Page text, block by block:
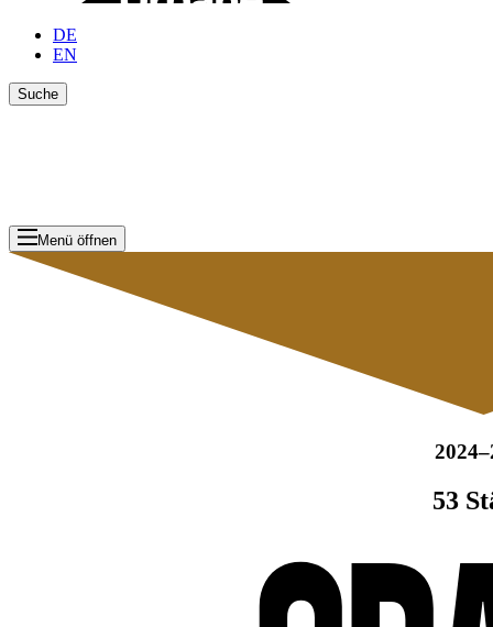
DE
EN
Suche
Menü öffnen
53